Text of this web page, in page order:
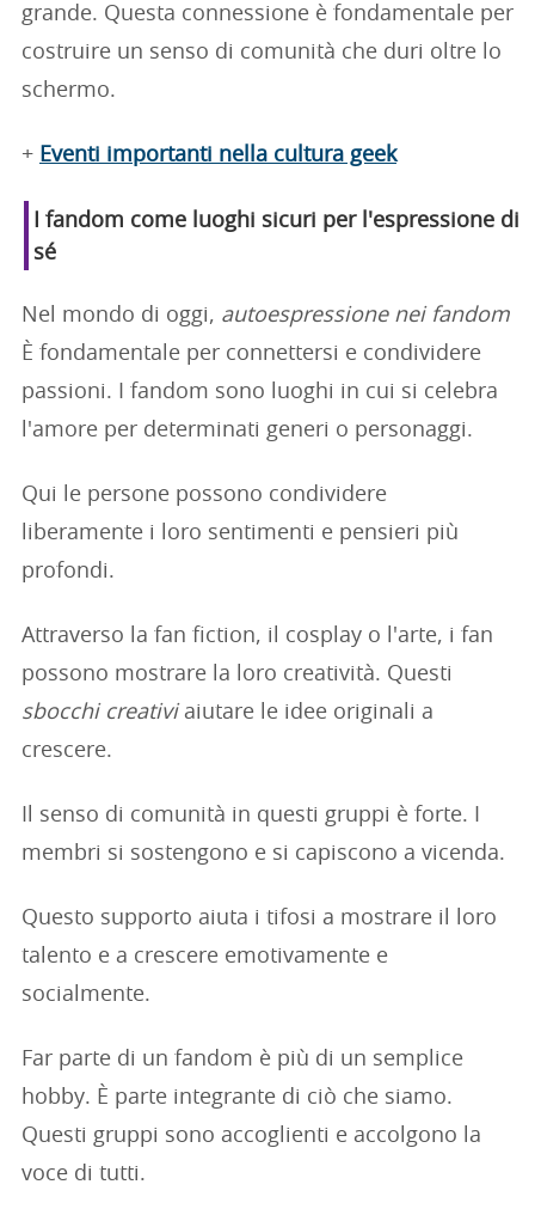
grande. Questa connessione è fondamentale per
costruire un senso di comunità che duri oltre lo
schermo.
+ Eventi importanti nella cultura geek
I fandom come luoghi sicuri per l'espressione di
sé
Nel mondo di oggi, autoespressione nei fandom
È fondamentale per connettersi e condividere
passioni. I fandom sono luoghi in cui si celebra
l'amore per determinati generi o personaggi.
Qui le persone possono condividere
liberamente i loro sentimenti e pensieri più
profondi.
Attraverso la fan fiction, il cosplay o l'arte, i fan
possono mostrare la loro creatività. Questi
sbocchi creativiaiutare le idee originali a
crescere.
Il senso di comunità in questi gruppi è forte. I
membri si sostengono e si capiscono a vicenda.
Questo supporto aiuta i tifosi a mostrare il loro
talento e a crescere emotivamente e
socialmente.
Far parte di un fandom è più di un semplice
hobby. È parte integrante di ciò che siamo.
Questi gruppi sono accoglienti e accolgono la
voce di tutti.